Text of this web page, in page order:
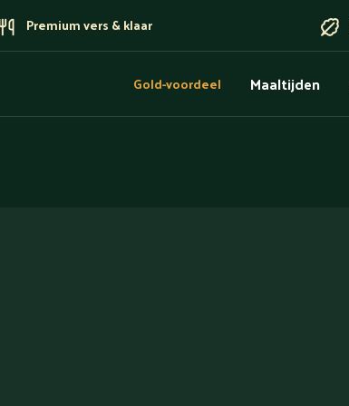
Premium vers & klaar
Gold-voordeel Maaltijden